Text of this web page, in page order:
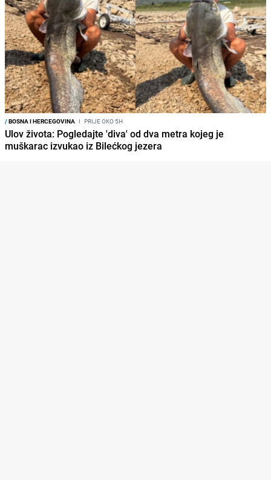
/BOSNA I HERCEGOVINA I PRIJE OKO 5H
Ulov života: Pogledajte 'diva' od dva metra kojeg je
muškarac izvukao iz Bilećkog jezera